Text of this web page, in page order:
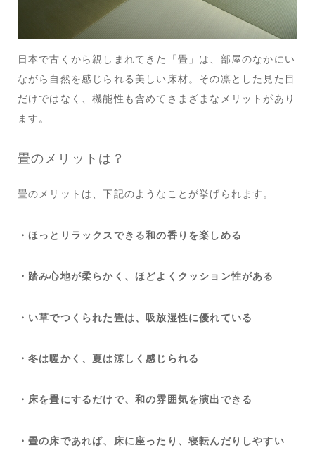
日本で古くから親しまれてきた「畳」は、部屋のなかにい
ながら自然を感じられる美しい床材。その凛とした見た目
だけではなく、機能性も含めてさまざまなメリットがあり
ます。
畳のメリットは？
畳のメリットは、下記のようなことが挙げられます。
・ほっとリラックスできる和の香りを楽しめる
・踏み心地が柔らかく、ほどよくクッション性がある
・い草でつくられた畳は、吸放湿性に優れている
・冬は暖かく、夏は涼しく感じられる
・床を畳にするだけで、和の雰囲気を演出できる
・畳の床であれば、床に座ったり、寝転んだりしやすい